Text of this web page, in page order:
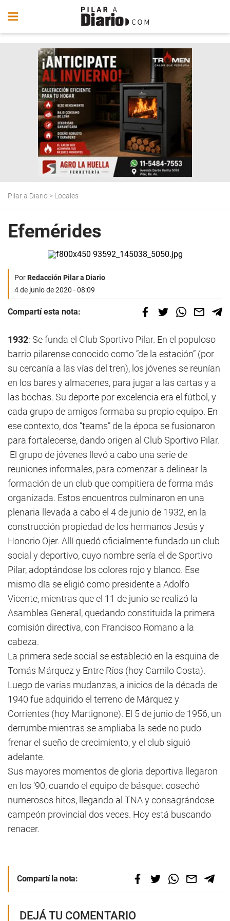
Pilar a Diario > Locales
Efemérides
PorRedacción Pilar a Diario
4 de junio de 2020 - 08:09
Compartí esta nota:
1932: Se funda el Club Sportivo Pilar. En el populoso
barrio pilarense conocido como “de la estación” (por
su cercanía a las vías del tren), los jóvenes se reunían
en los bares y almacenes, para jugar a las cartas y a
las bochas. Su deporte por excelencia era el fútbol, y
cada grupo de amigos formaba su propio equipo. En
ese contexto, dos “teams” de la época se fusionaron
para fortalecerse, dando origen al Club Sportivo Pilar.
El grupo de jóvenes llevó a cabo una serie de
reuniones informales, para comenzar a delinear la
formación de un club que compitiera de forma más
organizada. Estos encuentros culminaron en una
plenaria llevada a cabo el 4 de junio de 1932, en la
construcción propiedad de los hermanos Jesús y
Honorio Ojer. Allí quedó oficialmente fundado un club
social y deportivo, cuyo nombre sería el de Sportivo
Pilar, adoptándose los colores rojo y blanco. Ese
mismo día se eligió como presidente a Adolfo
Vicente, mientras que el 11 de junio se realizó la
Asamblea General, quedando constituida la primera
comisión directiva, con Francisco Romano a la
cabeza.
La primera sede social se estableció en la esquina de
Tomás Márquez y Entre Ríos (hoy Camilo Costa).
Luego de varias mudanzas, a inicios de la década de
1940 fue adquirido el terreno de Márquez y
Corrientes (hoy Martignone). El 5 de junio de 1956, un
derrumbe mientras se ampliaba la sede no pudo
frenar el sueño de crecimiento, y el club siguió
adelante.
Sus mayores momentos de gloria deportiva llegaron
en los ‘90, cuando el equipo de básquet cosechó
numerosos hitos, llegando al TNA y consagrándose
campeón provincial dos veces. Hoy está buscando
renacer.
Compartí la nota:
DEJÁ TU COMENTARIO